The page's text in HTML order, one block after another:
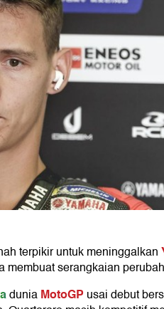
terpikir untuk meninggalkan
membuat serangkaian
duniaMotoGP usai debut